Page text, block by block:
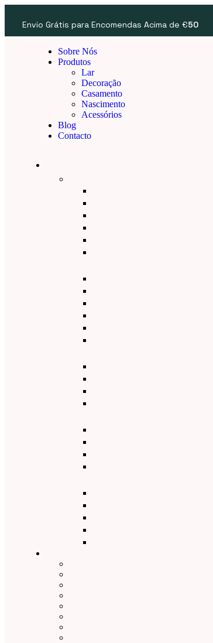
Envio Grátis para Encomendas Acima de €50
Sobre Nós
Produtos
Lar
Decoração
Casamento
Nascimento
Acessórios
Blog
Contacto